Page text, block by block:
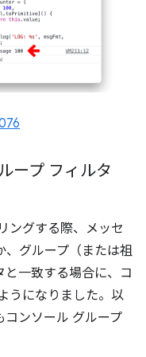
ープ フィルタ
ングする際、メッセ
グループ（または祖
一致する場合に、コ
うになりました。以
ンソール グループ